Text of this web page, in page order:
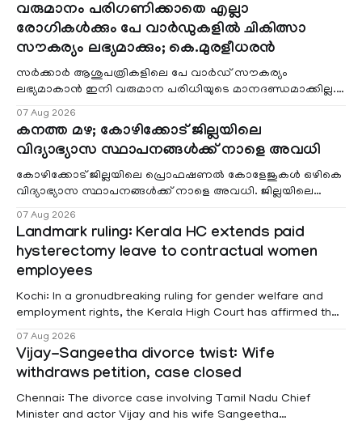
വരുമാനം പരിഗണിക്കാതെ എല്ലാ
രോഗികൾക്കും പേ വാർഡുകളിൽ ചികിത്സാ
സൗകര്യം ലഭ്യമാക്കും; കെ.മുരളീധരൻ
സർക്കാർ ആശുപത്രികളിലെ പേ വാർഡ് സൗകര്യം
ലഭ്യമാകാൻ ഇനി വരുമാന പരിധിയുടെ മാനദണ്ഡമാക്കില്ല.
07 Aug 2026
കനത്ത മഴ; കോഴിക്കോട് ജില്ലയിലെ
വിദ്യാഭ്യാസ സ്ഥാപനങ്ങൾക്ക് നാളെ അവധി
കോഴിക്കോട് ജില്ലയിലെ പ്രൊഫഷണൽ കോളേജുകൾ ഒഴികെ
വിദ്യാഭ്യാസ സ്ഥാപനങ്ങൾക്ക് നാളെ അവധി. ജില്ലയിലെ
07 Aug 2026
Landmark ruling: Kerala HC extends paid
hysterectomy leave to contractual women
employees
Kochi: In a gronudbreaking ruling for gender welfare and
employment rights, the Kerala High Court has affirmed that
projects are eligible for paid medical leave following
hysterectomy surgery under the Kerala Service Rules
(KSR). The court noted that since essential benefits like
maternity
07 Aug 2026
Vijay-Sangeetha divorce twist: Wife
withdraws petition, case closed
Chennai: The divorce case involving Tamil Nadu Chief
Minister and actor Vijay and his wife Sangeetha